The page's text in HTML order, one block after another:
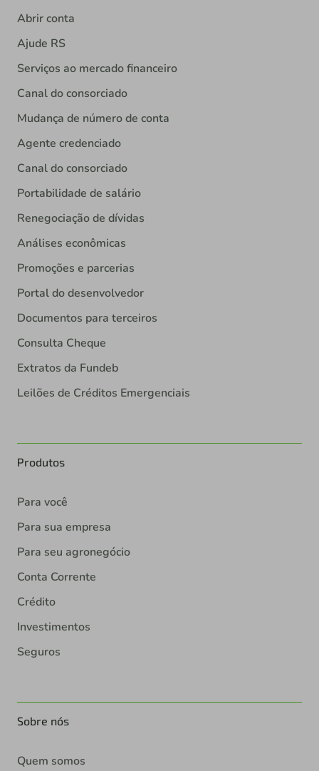
Abrir conta
Ajude RS
Serviços ao mercado financeiro
Canal do consorciado
Mudança de número de conta
Agente credenciado
Canal do consorciado
Portabilidade de salário
Renegociação de dívidas
Análises econômicas
Promoções e parcerias
Portal do desenvolvedor
Documentos para terceiros
Consulta Cheque
Extratos da Fundeb
Leilões de Créditos Emergenciais
Produtos
Para você
Para sua empresa
Para seu agronegócio
Conta Corrente
Crédito
Investimentos
Seguros
Sobre nós
Quem somos